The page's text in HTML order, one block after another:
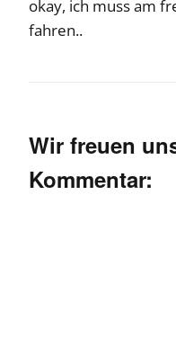
okay, ich muss am
fahren..
Wir freuen
Kommentar: